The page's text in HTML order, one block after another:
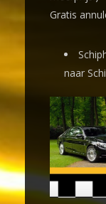
Gratis
naar